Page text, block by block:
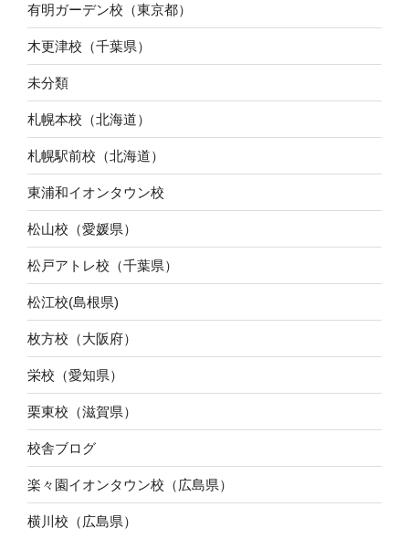
有明ガーデン校（東京都）
木更津校（千葉県）
未分類
札幌本校（北海道）
札幌駅前校（北海道）
東浦和イオンタウン校
松山校（愛媛県）
松戸アトレ校（千葉県）
松江校(島根県)
枚方校（大阪府）
栄校（愛知県）
栗東校（滋賀県）
校舎ブログ
楽々園イオンタウン校（広島県）
横川校（広島県）